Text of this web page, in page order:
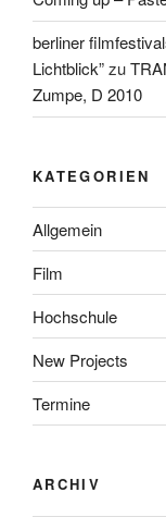
berliner
Lichtblick”zu
Zumpe, D 2010
KATEGORIEN
Allgemein
Film
Hochschule
New Projects
Termine
ARCHIV